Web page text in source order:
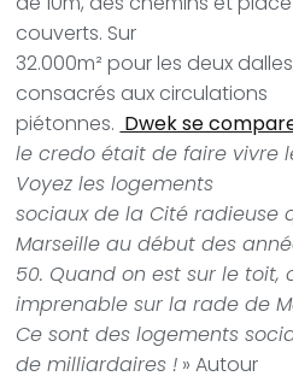
couverts. Sur
32.000m² pour les deux
consacrés aux circulations
piétonnes. Dwek se
le credo était de faire vivre
Voyez les logements
sociaux de la Cité radieuse
Marseille au début des
50. Quand on est sur le toit,
imprenable sur la rade de
Ce sont des logements
de milliardaires ! » Autour